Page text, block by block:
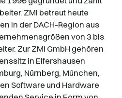
ZMI betreut heute
in der DACH-Region aus
von 3 bis
Zur ZMI GmbH gehören
in Elfershausen
Nürnberg, München,
Software und Hardware